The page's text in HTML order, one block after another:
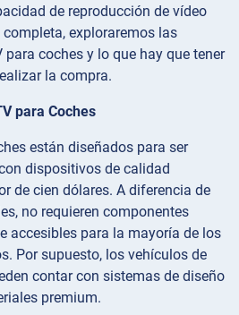
de reproducción de vídeo
exploraremos las
para coches y lo que hay que tener
la compra.
para Coches
están diseñados para ser
dispositivos de calidad
de cien dólares. A diferencia de
no requieren componentes
accesibles para la mayoría de los
Por supuesto, los vehículos de
contar con sistemas de diseño
premium.